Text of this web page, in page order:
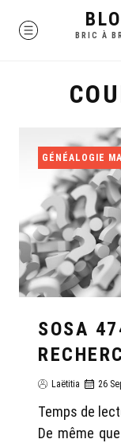
MENU
BRIC À
GÉNÉALOGIE
SOSA
Laëtitia 26
Temps de
De même